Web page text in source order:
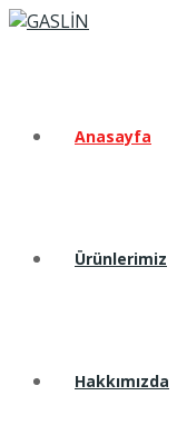
Anasayfa
Ürünlerimiz
Hakkımızda